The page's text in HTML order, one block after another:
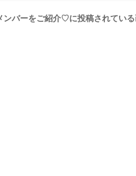
バーをご紹介♡に投稿されている